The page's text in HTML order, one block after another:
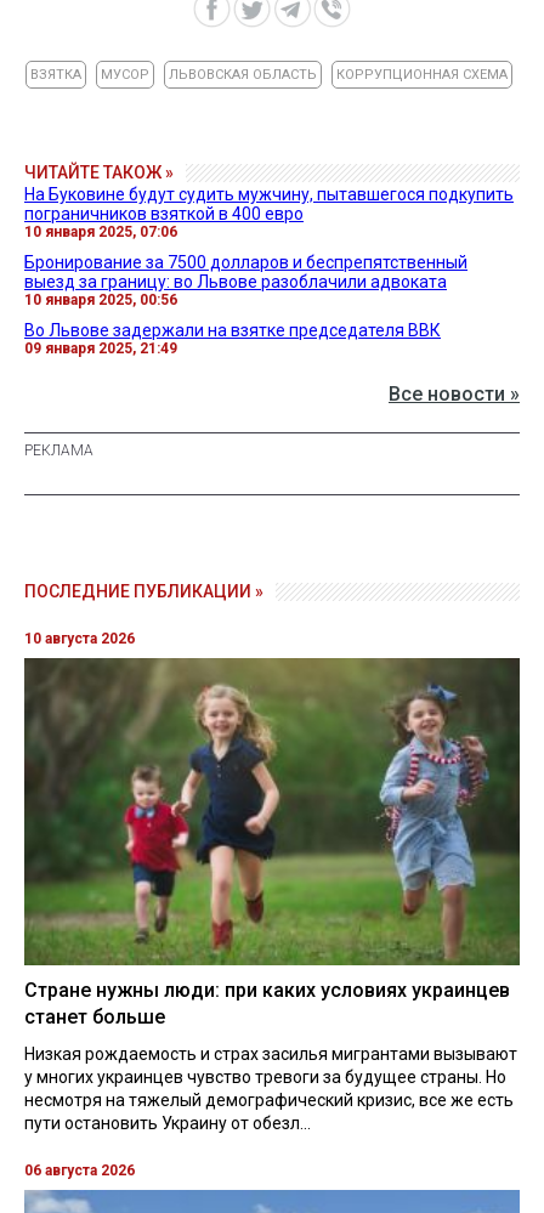
ВЗЯТКА МУСОР ЛЬВОВСКАЯ ОБЛАСТЬ КОРРУПЦИОННАЯ СХЕМА
ЧИТАЙТЕ ТАКОЖ »
На Буковине будут судить мужчину, пытавшегося подкупить
пограничников взяткой в 400 евро
10 января 2025, 07:06
Бронирование за 7500 долларов и беспрепятственный
выезд за границу: во Львове разоблачили адвоката
10 января 2025, 00:56
Во Львове задержали на взятке председателя ВВК
09 января 2025, 21:49
Все новости »
ПОСЛЕДНИЕ ПУБЛИКАЦИИ »
10 августа 2026
Стране нужны люди: при каких условиях украинцев
станет больше
Низкая рождаемость и страх засилья мигрантами вызывают
у многих украинцев чувство тревоги за будущее страны. Но
несмотря на тяжелый демографический кризис, все же есть
пути остановить Украину от обезл...
06 августа 2026